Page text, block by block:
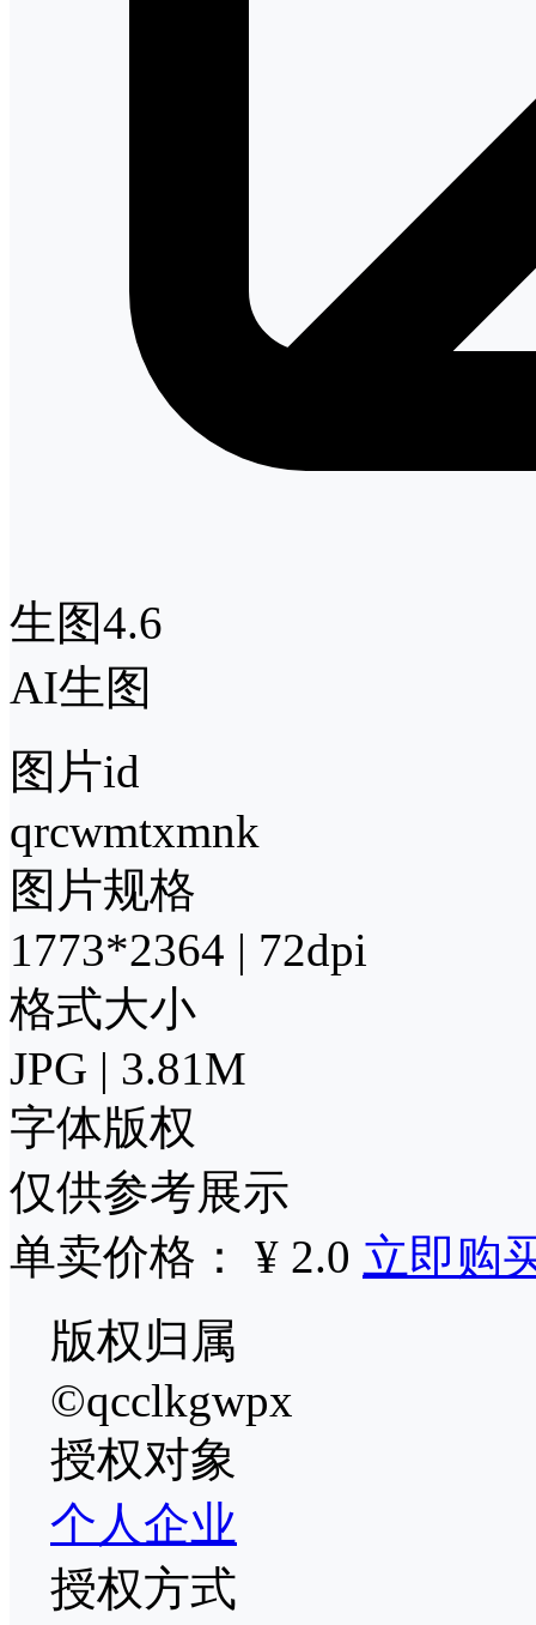
生图4.6
AI生图
图片id
qrcwmtxmnk
图片规格
1773*2364 | 72dpi
格式大小
JPG | 3.81M
字体版权
仅供参考展示
单卖价格： ¥ 2.0 立即购
版权归属
©qcclkgwpx
授权对象
个人企业
授权方式